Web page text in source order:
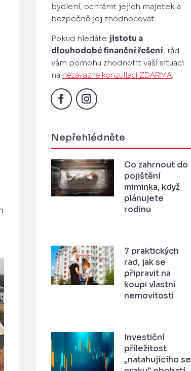
bydlení, ochránit jejich majetek a
bezpečně jej zhodnocovat.
Pokud hledáte jistotu a
dlouhodobé finanční řešení, rád
vám pomohu zhodnotit vaší situaci
na nezávazné konzultaci ZDARMA.
Nepřehlédněte
Co zahrnout do
pojištění
miminka, když
plánujete
rodinu
7 praktických
rad, jak se
připravit na
koupi vlastní
nemovitosti
Investiční
příležitost
„natahujícího se